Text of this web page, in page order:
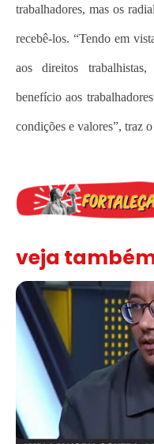
trabalhadores, mas os
recebê-los. “Tendo em
aos direitos
benefício aos
condições e valores”, traz
veja
Solidariedade ao